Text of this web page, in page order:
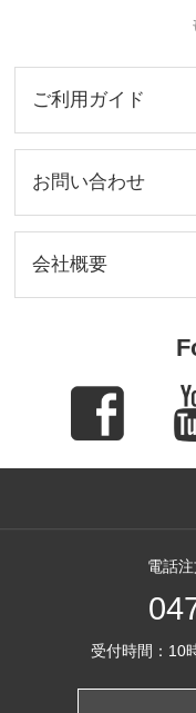
磨耗たり変形たりす
で一番需要が多いで
ご利用ガイド
お問い合わせ
会社概要
電話
受付時間：10